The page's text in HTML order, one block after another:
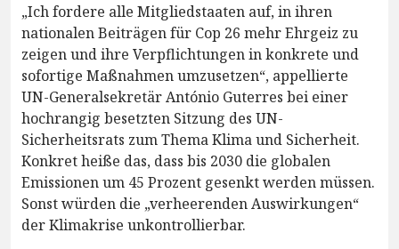
„Ich fordere alle Mitgliedstaaten auf, in ihren
nationalen Beiträgen für Cop 26 mehr Ehrgeiz zu
zeigen und ihre Verpflichtungen in konkrete und
sofortige Maßnahmen umzusetzen“, appellierte
UN-Generalsekretär António Guterres bei einer
hochrangig besetzten Sitzung des UN-
Sicherheitsrats zum Thema Klima und Sicherheit.
Konkret heiße das, dass bis 2030 die globalen
Emissionen um 45 Prozent gesenkt werden müssen.
Sonst würden die „verheerenden Auswirkungen“
der Klimakrise unkontrollierbar.